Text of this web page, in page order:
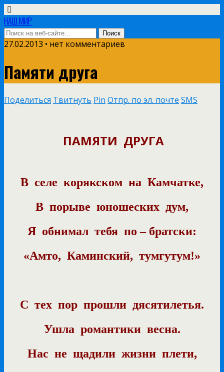
НАШ МИР
27.02.2013 • нет комментариев
Памяти друга
Поделиться Твитнуть Pin Отпр. по эл. почте SMS
ПАМЯТИ ДРУГА
В селе корякском на Камчатке,
В порыве юношеских дум,
Я обнимал тебя по – братски:
«Амто, Каминский, тумгутум!»
С тех пор прошли дясятилетья.
Ушла романтики весна.
Нас не щадили жизни плети,